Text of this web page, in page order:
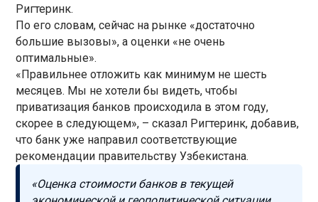
Ригтеринк.
По его словам, сейчас на рынке «достаточно
большие вызовы», а оценки «не очень
оптимальные».
«Правильнее отложить как минимум не шесть
месяцев. Мы не хотели бы видеть, чтобы
приватизация банков происходила в этом году,
скорее в следующем», – сказал Ригтеринк, добавив,
что банк уже направил соответствующие
рекомендации правительству Узбекистана.
«Оценка стоимости банков в текущей